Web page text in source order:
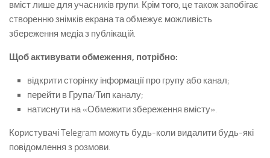
вміст лише для учасників групи. Крім того, це також запобігає
створенню знімків екрана та обмежує можливість
збереження медіа з публікацій.
Щоб активувати обмеження, потрібно:
відкрити сторінку інформації про групу або канал;
перейти в Група/Тип каналу;
натиснути на «Обмежити збереження вмісту».
Користувачі Telegram можуть будь-коли видалити будь-які
повідомлення з розмови.